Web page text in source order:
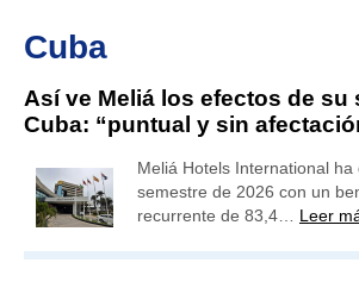
Cuba
Así ve Meliá los efectos de su
Cuba: “puntual y sin
Meliá Hotels International
semestre de 2026 con un
recurrente de 83,4… Leer